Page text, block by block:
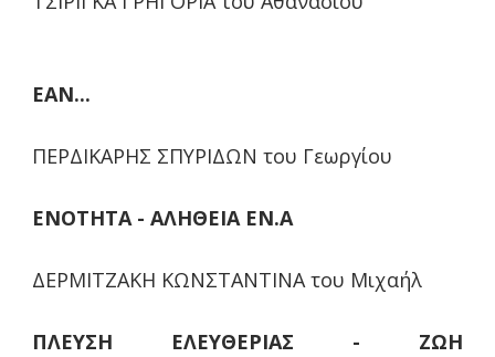
ΕΑΝ...
ΠΕΡΔΙΚΑΡΗΣ ΣΠΥΡΙΔΩΝ του Γεωργίου
ΕΝΟΤΗΤΑ - ΑΛΗΘΕΙΑ ΕΝ.Α
ΔΕΡΜΙΤΖΑΚΗ ΚΩΝΣΤΑΝΤΙΝΑ του Μιχαήλ
ΠΛΕΥΣΗ ΕΛΕΥΘΕΡΙΑΣ - ΖΩΗ